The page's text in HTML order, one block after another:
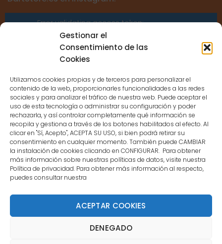
Gestionar el
Consentimiento de las
Cookies
Utilizamos cookies propias y de terceros para personalizar el
contenido de la web, proporcionarles funcionalidades a las redes
sociales y para analizar el tráfico de nuestra web. Puede aceptar el
uso de esta tecnología o administrar su configuración y poder
rechazarla, y así controlar completamente qué información se
recopila y gestiona a través de los botones habilitados al efecto. Al
clicar en "Sí, Acepto", ACEPTA SU USO, si bien podrá retirar su
consentimiento en cualquier momento. También puede CAMBIAR
la instalación de cookies clicando en CONFIGURAR. Para obtener
más información sobre nuestras políticas de datos, visite nuestra
Política de privacidad. Para obtener más información al respecto,
puedes consultar nuestra
ACEPTAR COOKIES
DENEGADO
Error validating access token:
Sessions for the user are not allowed
because the user is not a confirmed
CONTACTO
MENÚ PRINCIPAL
MI CUENTA
DOCUMENTACIÓN